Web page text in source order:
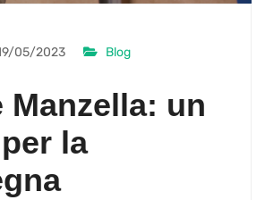
05/2023 Blog
Manzella: un
la